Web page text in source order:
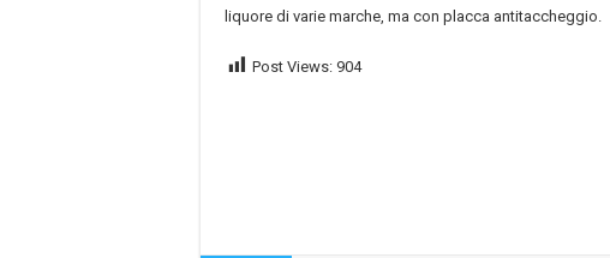
liquore di varie marche, ma con placca antitaccheggio.
Post Views: 904